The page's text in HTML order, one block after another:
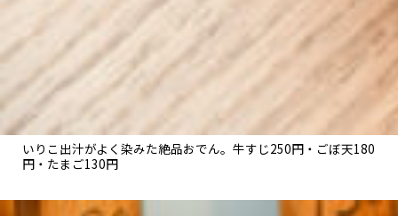
いりこ出汁がよく染みた絶品おでん。牛すじ250円・ごぼ天180
円・たまご130円